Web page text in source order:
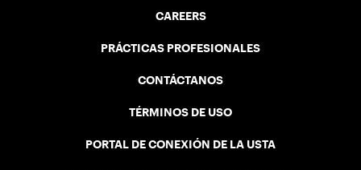
CAREERS
PRÁCTICAS PROFESIONALES
CONTÁCTANOS
TÉRMINOS DE USO
PORTAL DE CONEXIÓN DE LA USTA